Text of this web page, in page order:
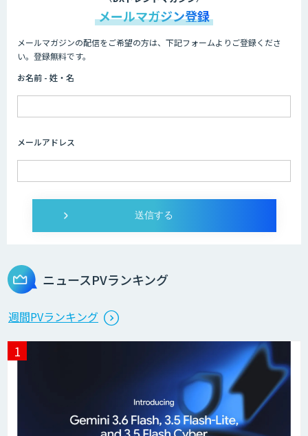
AIコール
imprai ezKotae
Microcosm×AIエンジニアでオンプレミ
スのAI導入支援サービス
生成AI活用 1day ブートキャンプ
メールマガジン登録
メールマガジンの配信をご希望の方は、下記フォームよりご登録くださ
い。登録無料です。
お名前 - 姓・名
メールアドレス
ニュースPVランキング
週間PVランキング